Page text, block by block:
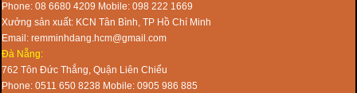
Phone: 08 6680 4209 Mobile: 098 222 1669
Xưởng sản xuất: KCN Tân Bình, TP Hồ Chí Minh
Email: remminhdang.hcm@gmail.com
Đà Nẵng:
762 Tôn Đức Thắng, Quận Liên Chiểu
Phone: 0511 650 8238 Mobile: 0905 986 885